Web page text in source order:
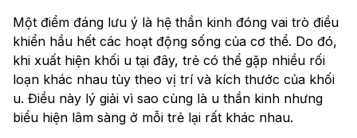
Một điểm đáng lưu ý là hệ thần kinh đóng vai trò điều
khiển hầu hết các hoạt động sống của cơ thể. Do đó,
khi xuất hiện khối u tại đây, trẻ có thể gặp nhiều rối
loạn khác nhau tùy theo vị trí và kích thước của khối
u. Điều này lý giải vì sao cùng là u thần kinh nhưng
biểu hiện lâm sàng ở mỗi trẻ lại rất khác nhau.